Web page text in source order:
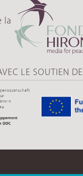
la
LE SOUTIEN DE